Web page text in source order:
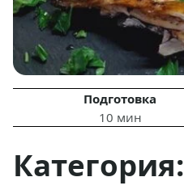
Подготовка
10 мин
Категория: